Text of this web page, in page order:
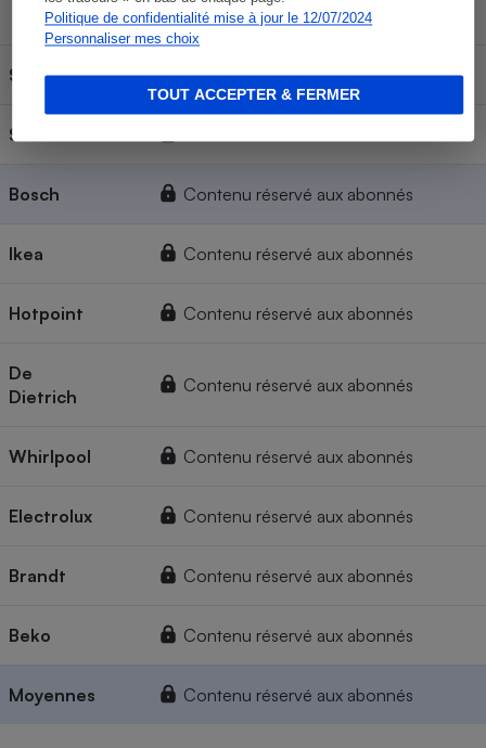
Politique de confidentialité mise à jour le 12/07/2024
Personnaliser mes choix
TOUT ACCEPTER & FERMER
d'utilisation
Mineure Majeure
Siemens Contenu réservé aux abonnés
Sauter
Bosch Contenu réservé aux abonnés
Ikea Contenu réservé aux abonnés
Hotpoint Contenu réservé aux abonnés
De
Dietrich
Contenu réservé aux abonnés
Whirlpool Contenu réservé aux abonnés
Electrolux Contenu réservé aux abonnés
Brandt Contenu réservé aux abonnés
Beko Contenu réservé aux abonnés
Moyennes Contenu réservé aux abonnés